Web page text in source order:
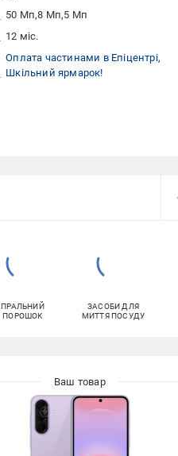
50 Мп 8 Мп 5 Мп
12 міс.
Оплата частинами в Епіцентрі
Шкільний ярмарок!
ПРАЛЬНИЙ
ПОРОШОК
ЗАСОБИ ДЛЯ
МИТТЯ ПОСУДУ